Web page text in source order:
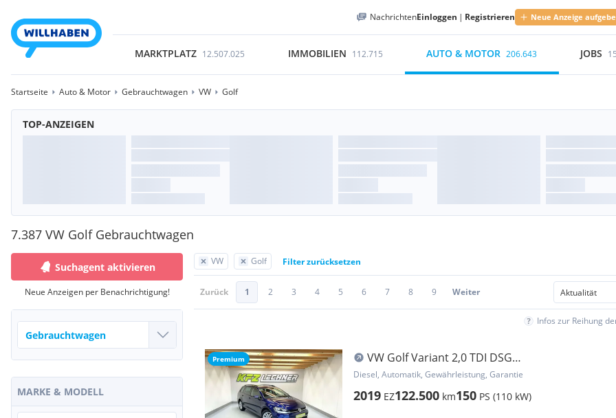
NachrichtenEinloggen | Registrieren Neue Anzeige
MARKTPLATZ 12.507.025 IMMOBILIEN 112.715 AUTO & MOTOR 206.643 JOBS
Startseite Auto & Motor Gebrauchtwagen VW Golf
TOP-ANZEIGEN
7.387 VW Golf Gebrauchtwagen
VW Golf Filter zurücksetzen
Zurück 1 2 3 4 5 6 7 8 9 Weiter
Infos zur Reihung
Premium
VW Golf Variant 2,0 TDI DSG
''NAVI*SITZH*ACC*USB''
Diesel, Automatik, Gewährleistung, Garantie
2019 EZ122.500 km150 PS (110 kW)
Suchagent aktivieren
Neue Anzeigen per Benachrichtigung!
MARKE & MODELL